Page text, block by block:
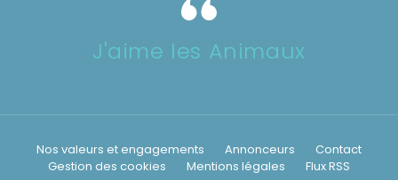
J'aime les Animaux
Nos valeurs et engagements Annonceurs
Contact
Gestion des cookies
Mentions légales Flux RSS